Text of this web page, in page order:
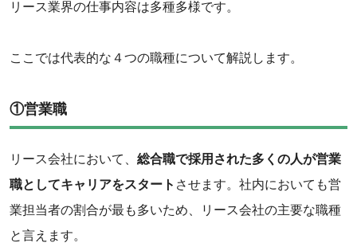
リース業界の仕事内容は多種多様です。
‌ここでは代表的な４つの職種について解説します。
‌①営業職
リース会社において、 総合職で採用された多くの人が営業
職としてキャリアをスタート させます。社内においても営
業担当者の割合が最も多いため、リース会社の主要な職種
と言えます。